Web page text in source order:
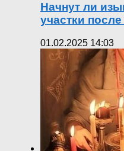
Начнут ли
участки
01.02.2025 14:03